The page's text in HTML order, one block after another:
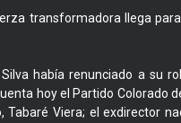
transformadora llega
había renunciado a su
hoy el Partido Colorado
Viera; el exdirector